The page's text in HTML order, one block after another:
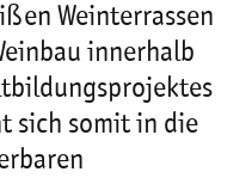
Weinterrassen
innerhalb
sich somit in die